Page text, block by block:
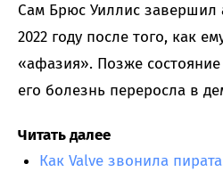
Сам Брюс Уиллис завершил
2022 году после того, как
«афазия». Позже
его болезнь переросла в
Читать далее
Как Valve звонила